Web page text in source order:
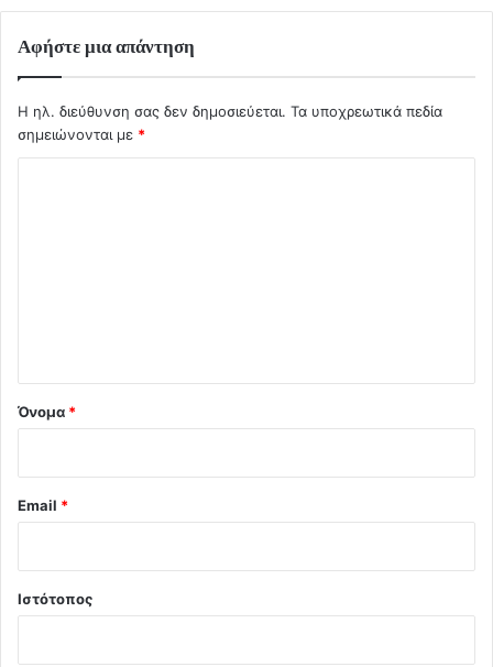
Αφήστε μια απάντηση
Η ηλ. διεύθυνση σας δεν δημοσιεύεται. Τα υποχρεωτικά πεδία
σημειώνονται με *
Όνομα *
Email *
Ιστότοπος